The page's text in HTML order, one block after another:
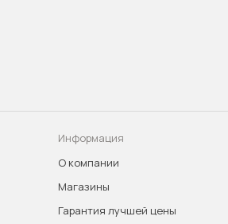
Информация
О компании
Магазины
Гарантия лучшей цены